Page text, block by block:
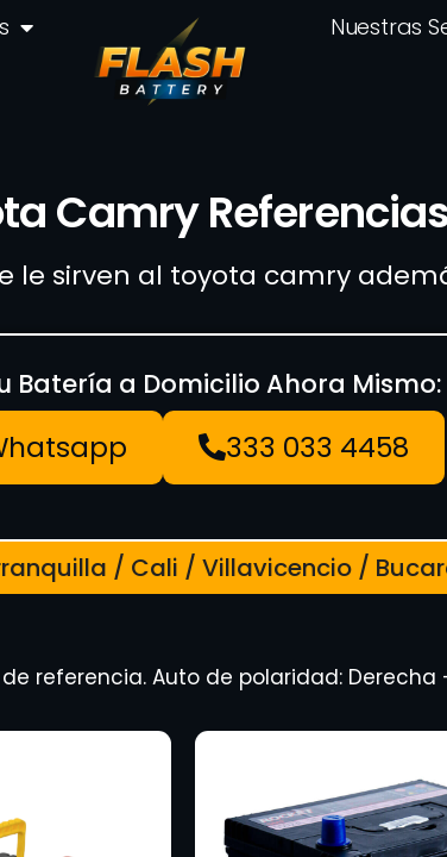
Nuestras
Camry
le sirven al toyota camry
Batería a Domicilio Ahora Mismo:
333 033 4458
/ Cali / Villavicencio /
referencia. Auto de polaridad: Derecha